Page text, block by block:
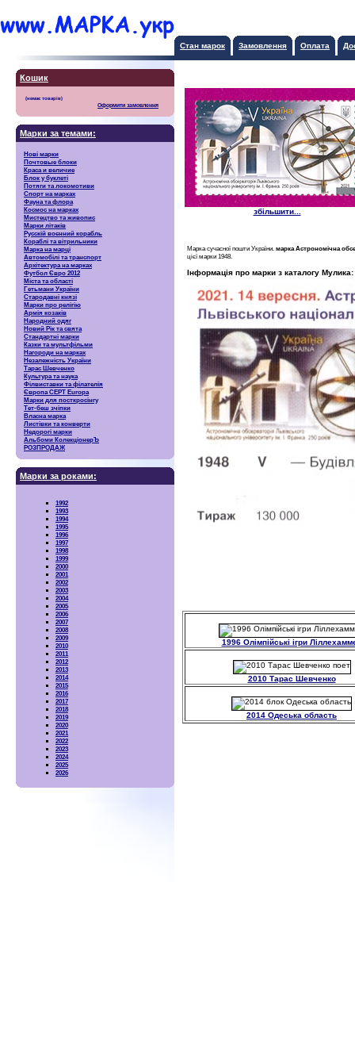
Стан марок Замовлення Оплата
Кошик
Оформити замовлення
Марки за темами:
Нові марки
Почтовые блоки
Краса и величие
Блок у буклеті
Потяги та локомотиви
Спорт на марках
Фауна та флора
Космос на марках
Мистецтво та живопис
Марки літаків
Русскiй воєнний корабль
Кораблі та вітрильники
Марка на марці
Автомобілі та транспорт
Архітектура на марках
Футбол Євро 2012
Міста та області
Гетьмани України
Стародавні князі
Марки про релігію
Армія козаків
Народний одяг
Новий Рік та свята
Стандартні марки
Казки та мультфільми
Нагороди на марках
Незалежність України
Тарас Шевченко
Культура та наука
Філвиставки та філателія
Європа CEPT Europa
Марки для посткросінгу
Тет-беш зчіпки
Власна марка
Листівки та конверти
Недорогі марки
Альбоми КолекціонерЪ
РОЗПРОДАЖ
Марки за роками:
1992
1993
1994
1995
1996
1997
1998
1999
2000
2001
2002
2003
2004
2005
2006
2007
2008
2009
2010
2011
2012
2013
2014
2015
2016
2017
2018
2019
2020
2021
2022
2023
2024
2025
2026
збільшити...
Марка сучасної пошти України. марка Астрономічна
цієї марки 1948.
Інформація про марки з каталогу Мулика:
1996 Олімпійські ігри
2010 Тарас Шевченко
2014 Одеська область